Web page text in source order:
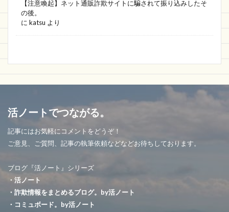
【注意喚起】ネット通販詐欺サイトに騙されて振り込みしたそ
の後。
に katsu より
活ノートでつながる。
記事にはお気軽にコメントをどうぞ！
ご意見、ご質問、記事の執筆依頼などなどお待ちしております。
ブログ『活ノート』シリーズ
・活ノート
・詐欺情報をまとめるブログ。by活ノート
・コミュボード。by活ノート